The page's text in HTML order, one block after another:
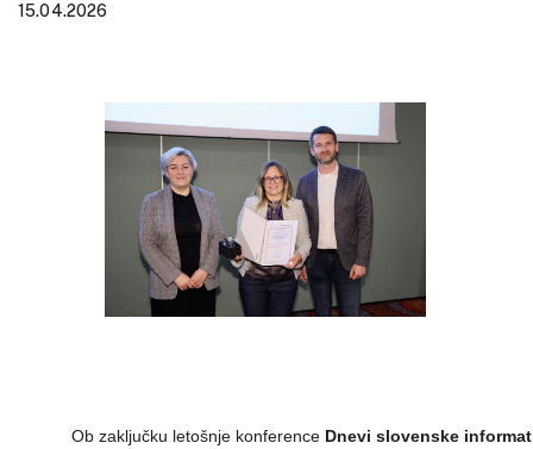
15.04.2026
Ob zaključku letošnje konference Dnevi slovenske